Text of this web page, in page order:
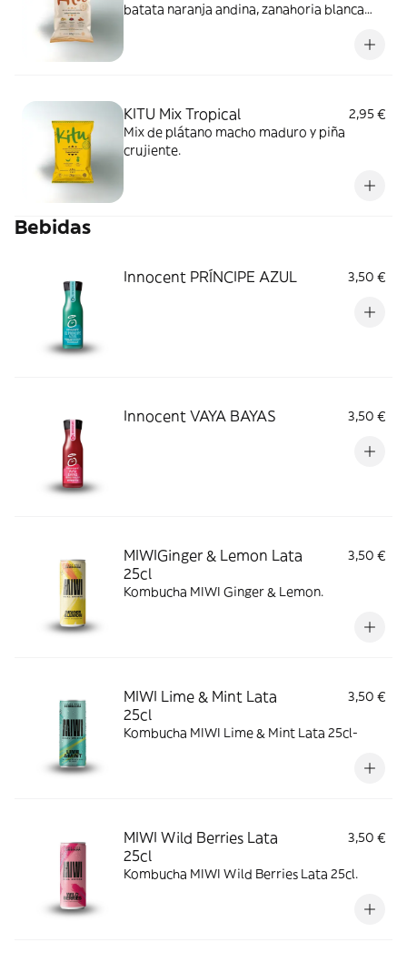
batata naranja andina, zanahoria blanca
KITU Mix Tropical
2,95 €
Mix de plátano macho maduro y piña
crujiente.
Bebidas
Innocent PRÍNCIPE AZUL 3,50 €
Innocent VAYA BAYAS 3,50 €
MIWIGinger & Lemon Lata
25cl
3,50 €
Kombucha MIWI Ginger & Lemon.
MIWI Lime & Mint Lata
25cl
3,50 €
Kombucha MIWI Lime & Mint Lata 25cl-
MIWI Wild Berries Lata
25cl
3,50 €
Kombucha MIWI Wild Berries Lata 25cl.